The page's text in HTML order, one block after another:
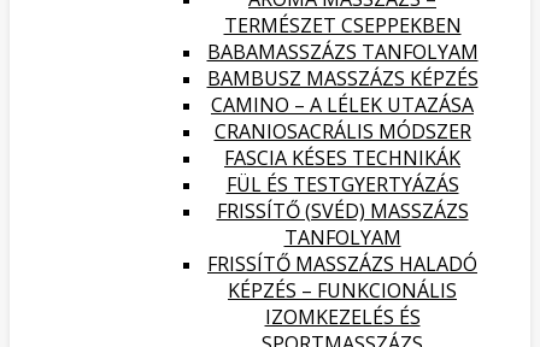
TERMÉSZET CSEPPEKBEN
BABAMASSZÁZS TANFOLYAM
BAMBUSZ MASSZÁZS KÉPZÉS
CAMINO – A LÉLEK UTAZÁSA
CRANIOSACRÁLIS MÓDSZER
FASCIA KÉSES TECHNIKÁK
FÜL ÉS TESTGYERTYÁZÁS
FRISSÍTŐ (SVÉD) MASSZÁZS
TANFOLYAM
FRISSÍTŐ MASSZÁZS HALADÓ
KÉPZÉS – FUNKCIONÁLIS
IZOMKEZELÉS ÉS